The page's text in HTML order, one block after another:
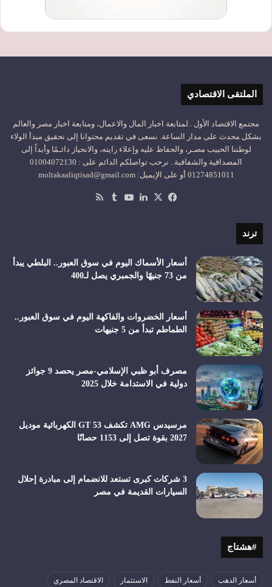
الملتقى الاقتصادي
مجتمع الاقتصاد الأول ..لمتابعة اخبار المال والاعمال، ومتابعة اخبار مصر والعالم
بشكل محدث على مدار الساعة. نسعى في تقديم محتوانا إلى تحقيق مبدأ الولاء
لوطننا الحبيب مصـر، والحفاظ عليه وإعلاء رايته، والانحياز دائـمًا وأبداً إلى
المصداقية والشفافية.. نرحب تواصلكم الدائم على : 01004072130
01274851011 أو على الإيميل: moltakaaliqtisad@gmail.com
فيسبوك
‫X لينكدإن‫YouTube
ترند
أسعار الأسماك اليوم في سوق العبور.. البلطي يبدأ
من 73 جنيهًا والجمبري يصل لـ400
أسعار الخضروات والفاكهة اليوم في سوق العبور..
الطماطم تبدأ من 5 جنيهات
مصرف أبو ظبي الإسلامي-مصر يحصد 9 جوائز
دولية في الاستدامة خلال 2025
مرسيدس AMG تكشف GT 53 الكهربائية موديل
2027 بقوة تصل إلى 1153 حصانًا
3 شركات كبرى تستعد للانضمام إلى مبادرة إحلال
السيارات القديمة في مصر
#هشتاج
أسعار الذهب أسعار النفط الاستثمار الاقتصاد المصري